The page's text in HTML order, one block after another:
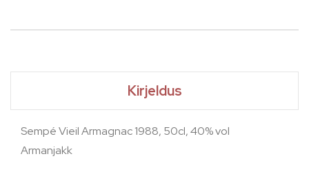
Kirjeldus
Sempé Vieil Armagnac 1988, 50cl, 40% vol
Armanjakk